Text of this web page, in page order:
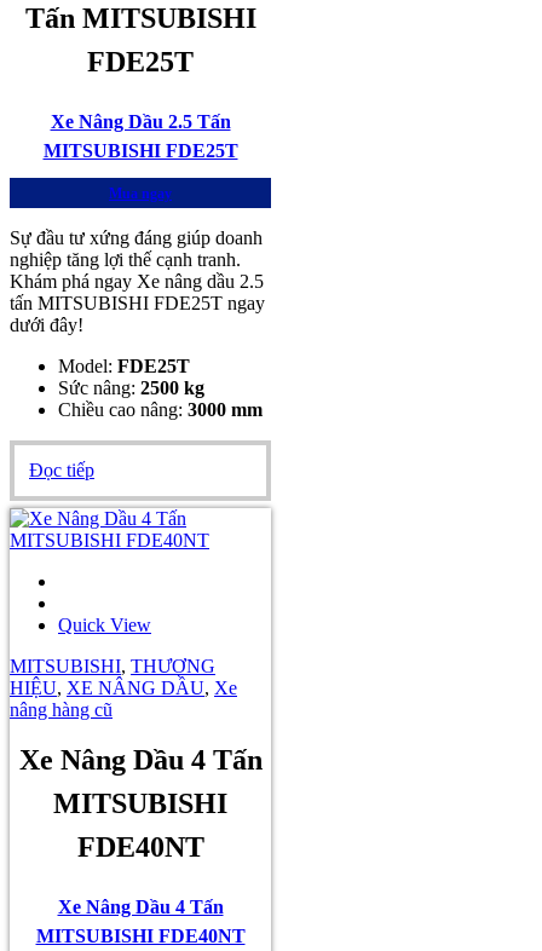
Tấn MITSUBISHI
FDE25T
Xe Nâng Dầu 2.5 Tấn
MITSUBISHI FDE25T
Mua ngay
Sự đầu tư xứng đáng giúp doanh
nghiệp tăng lợi thế cạnh tranh.
Khám phá ngay Xe nâng dầu 2.5
tấn MITSUBISHI FDE25T ngay
dưới đây!
Model: FDE25T
Sức nâng: 2500 kg
Chiều cao nâng: 3000 mm
Đọc tiếp
Quick View
MITSUBISHI, THƯƠNG
HIỆU, XE NÂNG DẦU, Xe
nâng hàng cũ
Xe Nâng Dầu 4 Tấn
MITSUBISHI
FDE40NT
Xe Nâng Dầu 4 Tấn
MITSUBISHI FDE40NT